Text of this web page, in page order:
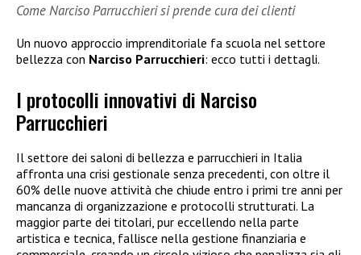
Come Narciso Parrucchieri si prende cura dei clienti
Un nuovo approccio imprenditoriale fa scuola nel settore
bellezza con Narciso Parrucchieri: ecco tutti i dettagli.
I protocolli innovativi di Narciso
Parrucchieri
Il settore dei saloni di bellezza e parrucchieri in Italia
affronta una crisi gestionale senza precedenti, con oltre il
60% delle nuove attività che chiude entro i primi tre anni per
mancanza di organizzazione e protocolli strutturati. La
maggior parte dei titolari, pur eccellendo nella parte
artistica e tecnica, fallisce nella gestione finanziaria e